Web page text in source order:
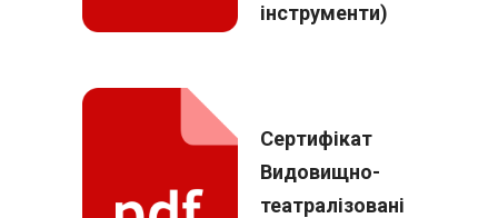
інструменти)
Сертифікат
Видовищно-
театралізовані